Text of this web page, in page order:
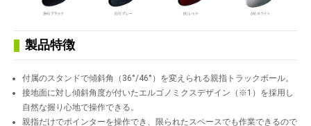
製品特徴
付属のスタンドで傾斜角（36°/46°）を変えられる親指トラックボール。
接地面に対し傾斜角度が付いたエルゴノミクスデザイン（※1）を採用し
自然な握り心地で操作できる。
親指だけでポインターを操作でき、限られたスペースでも作業できるので